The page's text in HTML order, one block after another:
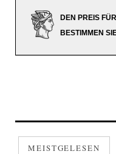
DEN PREIS
BESTIMMEN
MEISTGELESEN